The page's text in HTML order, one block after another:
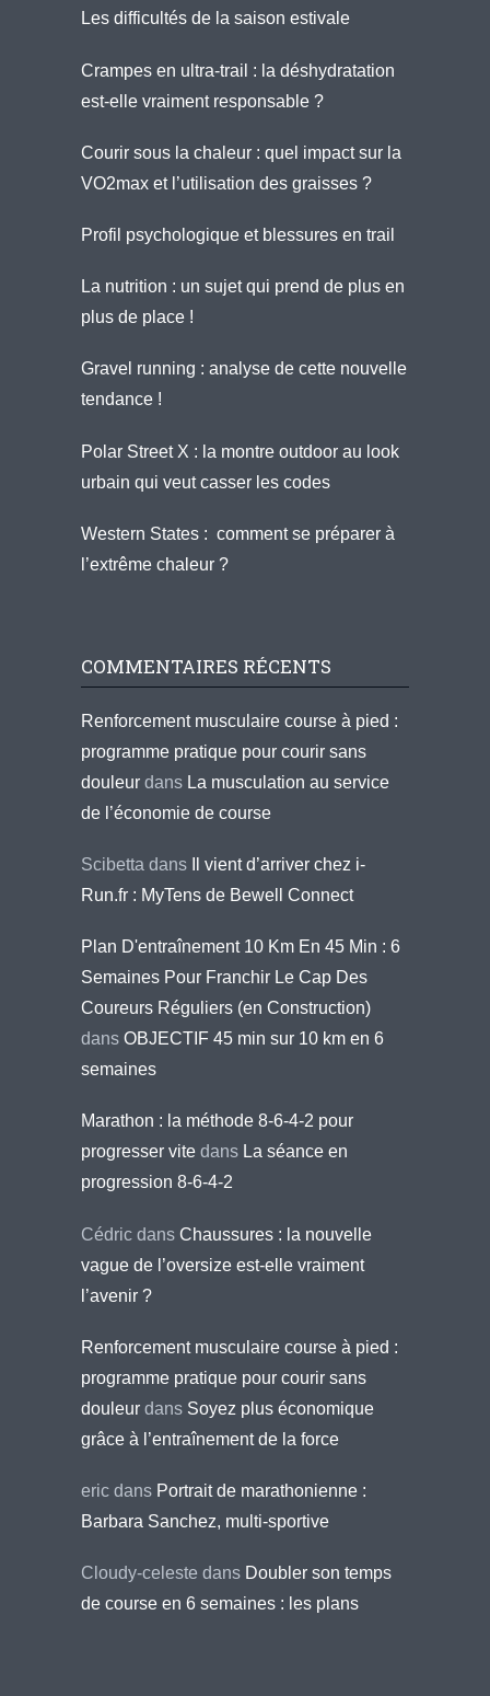
Les difficultés de la saison estivale
Crampes en ultra-trail : la déshydratation
est-elle vraiment responsable ?
Courir sous la chaleur : quel impact sur la
VO2max et l’utilisation des graisses ?
Profil psychologique et blessures en trail
La nutrition : un sujet qui prend de plus en
plus de place !
Gravel running : analyse de cette nouvelle
tendance !
Polar Street X : la montre outdoor au look
urbain qui veut casser les codes
Western States : comment se préparer à
l’extrême chaleur ?
COMMENTAIRES RÉCENTS
Renforcement musculaire course à pied :
programme pratique pour courir sans
douleur dans La musculation au service
de l’économie de course
Scibetta dans
Il vient d’arriver chez i-
Run.fr : MyTens de Bewell Connect
Plan D'entraînement 10 Km En 45 Min : 6
Semaines Pour Franchir Le Cap Des
Coureurs Réguliers (en Construction)
dans OBJECTIF 45 min sur 10 km en 6
semaines
Marathon : la méthode 8-6-4-2 pour
progresser vite dans La séance en
progression 8-6-4-2
Cédric dans Chaussures : la nouvelle
vague de l’oversize est-elle vraiment
l’avenir ?
Renforcement musculaire course à pied :
programme pratique pour courir sans
douleur dans Soyez plus économique
grâce à l’entraînement de la force
eric dans Portrait de marathonienne :
Barbara Sanchez, multi-sportive
Cloudy-celeste dans Doubler son temps
de course en 6 semaines : les plans